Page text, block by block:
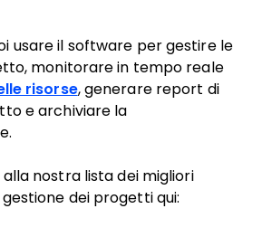
usare il software per gestire le
monitorare in tempo reale
risorse, generare report di
e archiviare la
alla nostra lista dei migliori
dei progetti qui: